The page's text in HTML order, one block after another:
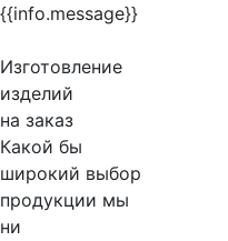
{{info.message}}
Изготовление
изделий
на заказ
Какой бы
широкий выбор
продукции мы
ни